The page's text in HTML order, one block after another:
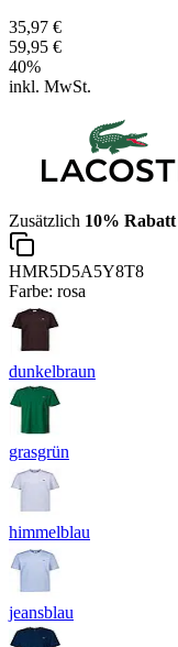
35,97 €
59,95 €
40%
inkl. MwSt.
Zusätzlich 10% Rabatt
HMR5D5A5Y8T8
Farbe: rosa
dunkelbraun
grasgrün
himmelblau
jeansblau